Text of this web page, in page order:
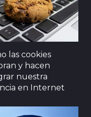
las cookies
y hacen
nuestra
en Internet